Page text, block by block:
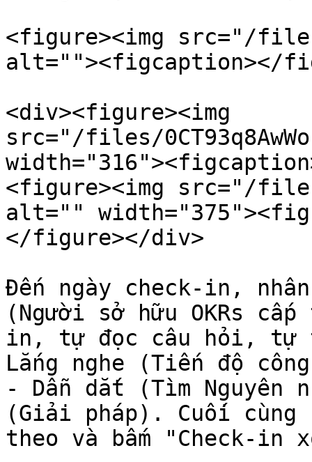
<figure><img src="/
alt=""><figcaption></
<div><figure><img
src="/files/
<figure><img src="/files/
alt=""
</figure></div>
Đến ngày check-in,
(Người sở hữu OKRs
in, tự đọc câu hỏi, tự
Lắng nghe (Tiến độ
- Dẫn dắt (Tìm Nguyên
(Giải pháp). Cuối
theo và bấm "Check-in